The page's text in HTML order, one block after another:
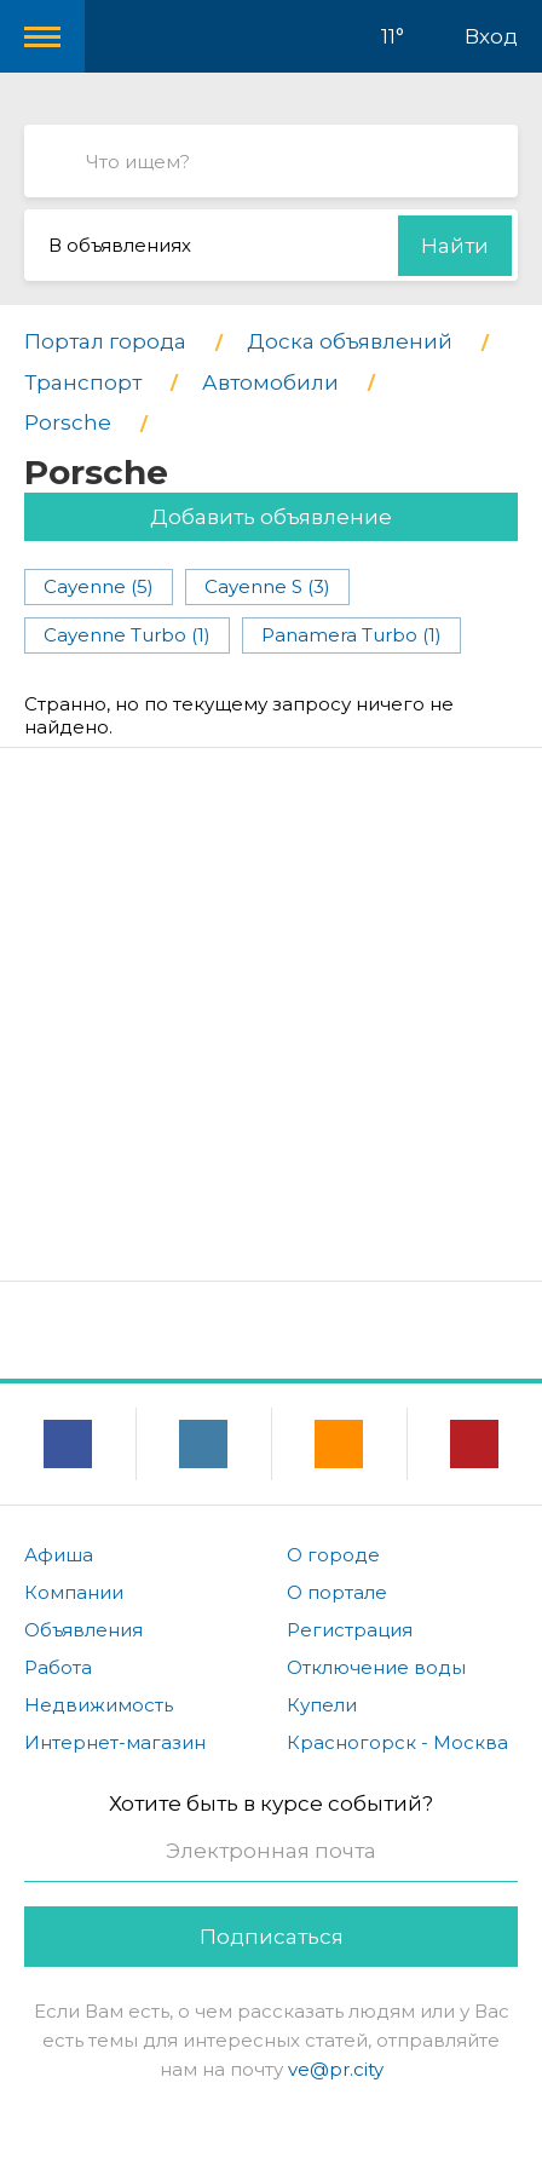
11° Вход
В объявлениях Найти
Портал города
Доска объявлений
Транспорт
Автомобили
Porsche
Porsche
Добавить объявление
Cayenne (5) Cayenne S (3)
Cayenne Turbo (1) Panamera Turbo (1)
Странно, но по текущему запросу ничего не
найдено.
Афиша
Компании
Объявления
Работа
Недвижимость
Интернет-магазин
О городе
О портале
Регистрация
Отключение воды
Купели
Красногорск - Москва
Хотите быть в курсе событий?
Подписаться
Если Вам есть, о чем рассказать людям или у Вас
есть темы для интересных статей, отправляйте
нам на почту ve@pr.city